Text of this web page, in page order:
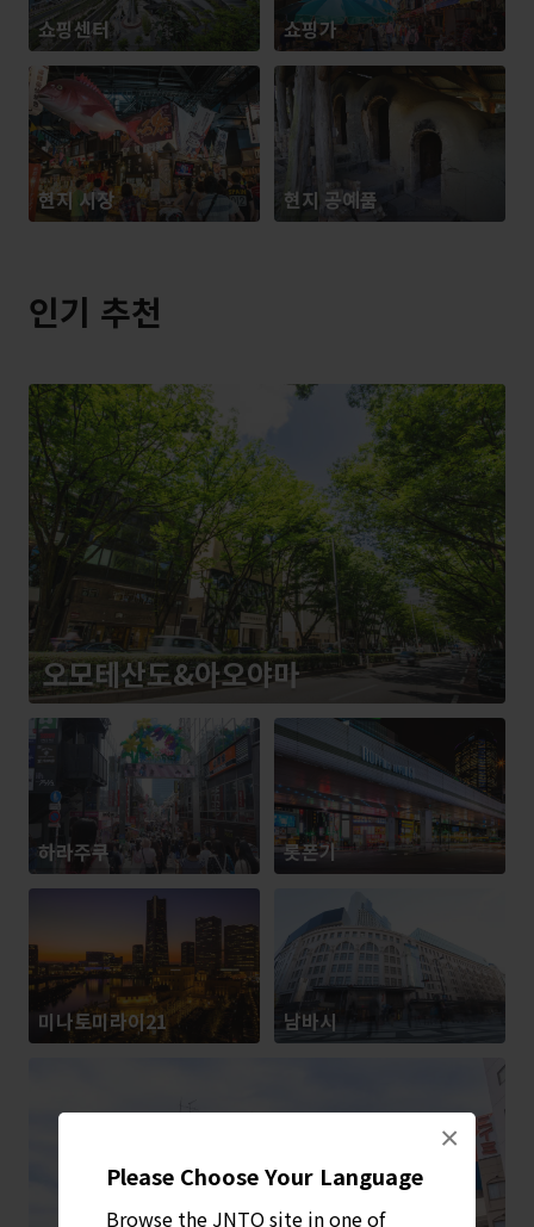
Please Choose Your Language
Browse the JNTO site in one of
×
쇼핑센터 쇼핑가
현지 시장 현지 공예품
인기 추천
오모테산도&아오야마
하라주쿠 롯폰기
미나토미라이21 남바시